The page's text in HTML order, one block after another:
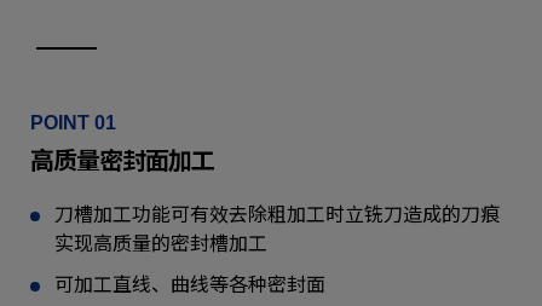
POINT 01
高质量密封面加工
刀槽加工功能可有效去除粗加工时立铣刀造成的刀痕
实现高质量的密封槽加工
可加工直线、曲线等各种密封面